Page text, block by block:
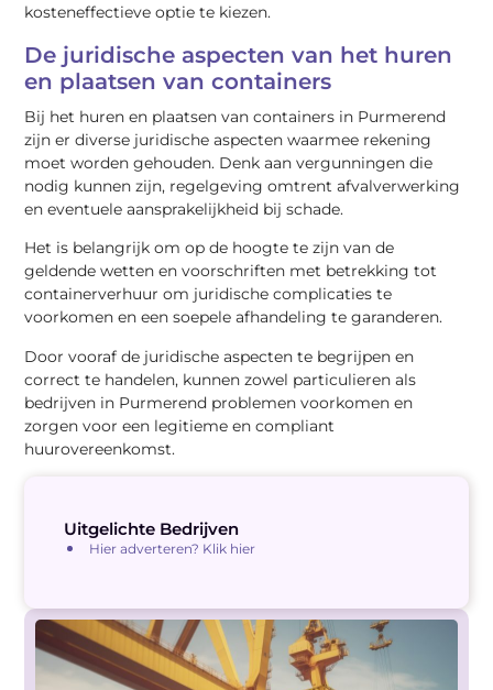
kosteneffectieve optie te kiezen.
De juridische aspecten van het huren
en plaatsen van containers
Bij het huren en plaatsen van containers in Purmerend
zijn er diverse juridische aspecten waarmee rekening
moet worden gehouden. Denk aan vergunningen die
nodig kunnen zijn, regelgeving omtrent afvalverwerking
en eventuele aansprakelijkheid bij schade.
Het is belangrijk om op de hoogte te zijn van de
geldende wetten en voorschriften met betrekking tot
containerverhuur om juridische complicaties te
voorkomen en een soepele afhandeling te garanderen.
Door vooraf de juridische aspecten te begrijpen en
correct te handelen, kunnen zowel particulieren als
bedrijven in Purmerend problemen voorkomen en
zorgen voor een legitieme en compliant
huurovereenkomst.
Uitgelichte Bedrijven
Hier adverteren? Klik hier